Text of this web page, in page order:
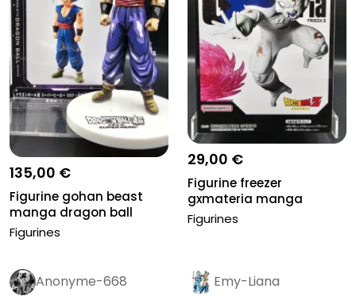
135,00 €
Figurine gohan beast
manga dragon ball
repainted 2...
Figurines
29,00 €
Figurine freezer
gxmateria manga
dragon ball
Figurines
Anonyme-668 Emy-Liana